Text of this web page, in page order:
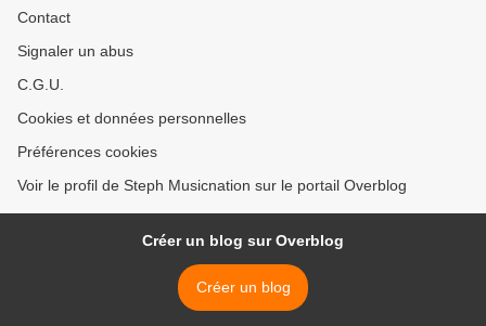
Contact
Signaler un abus
C.G.U.
Cookies et données personnelles
Préférences cookies
Voir le profil de Steph Musicnation sur le portail Overblog
Créer un blog sur Overblog
Créer un blog